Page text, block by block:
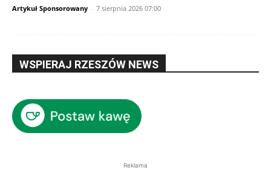
Artykuł Sponsorowany - 7 sierpnia 2026 07:00
WSPIERAJ RZESZÓW NEWS
Reklama